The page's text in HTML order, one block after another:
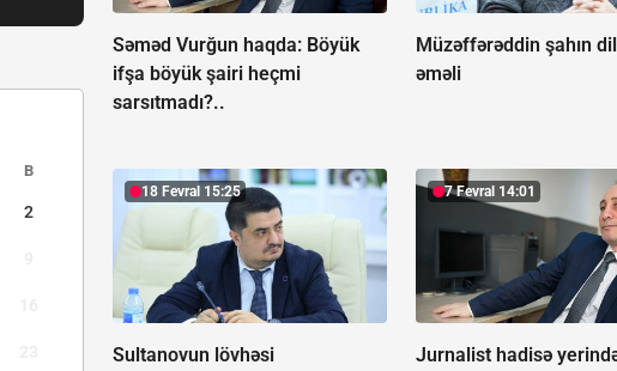
B
2
Səməd Vurğun haqda: Böyük
ifşa böyük şairi heçmi
sarsıtmadı?..
Müzəffərəddin şahın
əməli
18 Fevral 15:25
Sultanovun lövhəsi
7 Fevral 14:01
Jurnalist hadisə